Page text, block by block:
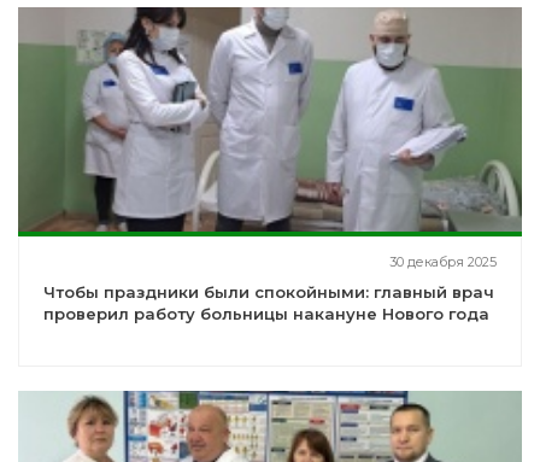
30 декабря 2025
Чтобы праздники были спокойными: главный врач
проверил работу больницы накануне Нового года